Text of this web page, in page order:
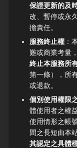
保證更新的及
改、暫停或永
擔責任。
服務終止權 ：
難或商業考量
終止本服務所
第一條），所
或退款。
個別使用權限
體使用者之權
使用情形之帳
間之長短由本
其認定之具體